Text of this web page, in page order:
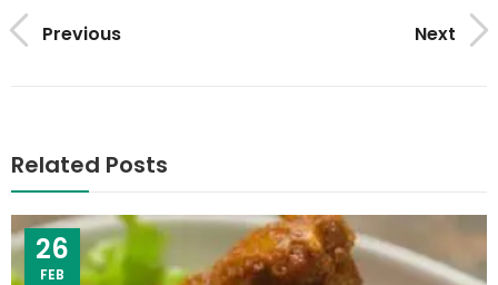
Previous Next
Related Posts
26
FEB